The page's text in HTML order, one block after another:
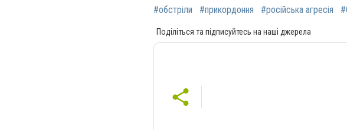
#обстріли #прикордоння #російська агресія
Поділіться та підписуйтесь на наші джерела